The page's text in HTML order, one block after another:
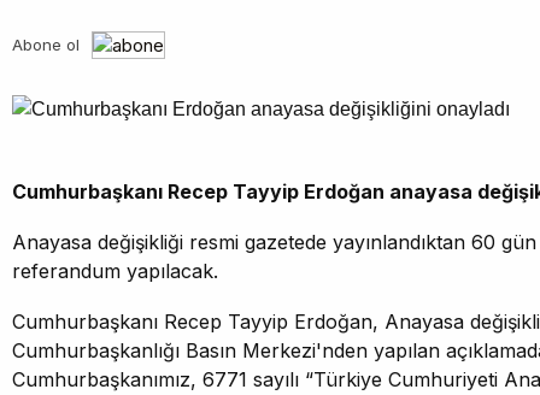
Abone ol
Cumhurbaşkanı Recep Tayyip Erdoğan anayasa
Anayasa değişikliği resmi gazetede yayınlandıktan 60
referandum yapılacak.
Cumhurbaşkanı Recep Tayyip Erdoğan, Anayasa
Cumhurbaşkanlığı Basın Merkezi'nden yapılan
Cumhurbaşkanımız, 6771 sayılı “Türkiye Cumhuriyeti